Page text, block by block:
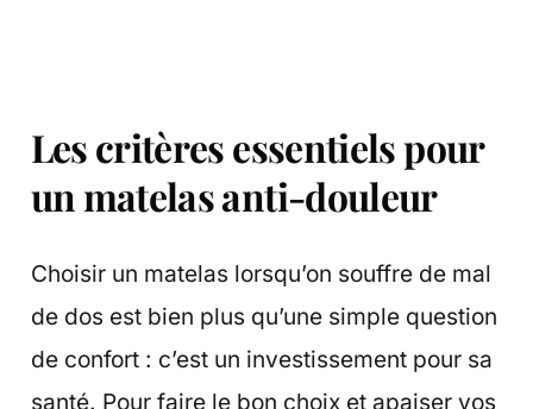
Les critères essentiels pour
un matelas anti-douleur
Choisir un matelas lorsqu’on souffre de mal
de dos est bien plus qu’une simple question
de confort : c’est un investissement pour sa
santé. Pour faire le bon choix et apaiser vos